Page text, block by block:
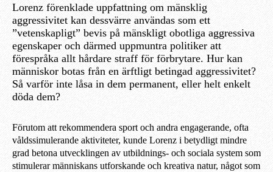
Lorenz förenklade uppfattning om mänsklig
aggressivitet kan dessvärre användas som ett
”vetenskapligt” bevis på mänskligt obotliga aggressiva
egenskaper och därmed uppmuntra politiker att
förespråka allt hårdare straff för förbrytare. Hur kan
människor botas från en ärftligt betingad aggressivitet?
Så varför inte låsa in dem permanent, eller helt enkelt
döda dem?
Förutom att rekommendera sport och andra engagerande, ofta
våldssimulerande aktiviteter, kunde Lorenz i betydligt mindre
grad betona utvecklingen av utbildnings- och sociala system som
stimulerar människans utforskande och kreativa natur, något som